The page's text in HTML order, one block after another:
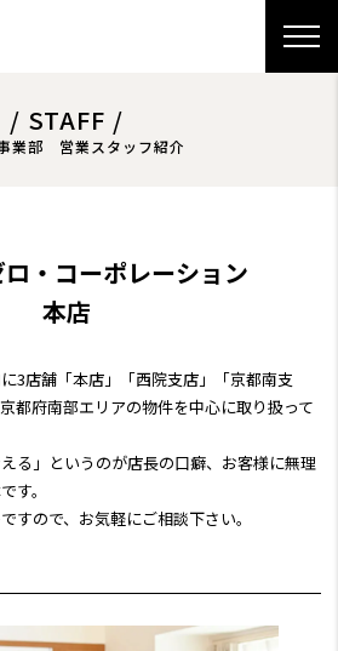
/ STAFF /
業部 営業スタッフ紹介
・コーポレーション
本店
3店舗「本店」「西院支店」「京都南支
都府南部エリアの物件を中心に取り扱って
る」というのが店長の口癖、お客様に無理
す。
すので、お気軽にご相談下さい。